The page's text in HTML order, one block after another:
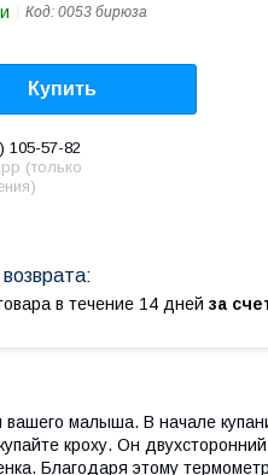
Код: 0053 бирюза
Купить
105-57-82
(только
в течение 14 дней за
малыша. В начале
кроху. Он
Благодаря этому